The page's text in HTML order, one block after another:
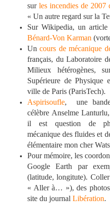
sur les incendies de 2007
« Un autre regard sur la
Sur Wikipedia, un
Bénard-Von Karman
Uncours de mécanique
français, du Laboratoire
Milieux hétérogènes,
Supérieure de Physique
ville de Paris (ParisTech).
Aspirisoufle, une
célèbre Anselme
il est question de
mécanique des fluides et
élémentaire mon cher
Pour mémoire, les
Google Earth par
(latitude, longitute).
« Aller à… »), des
site du journal Libération.